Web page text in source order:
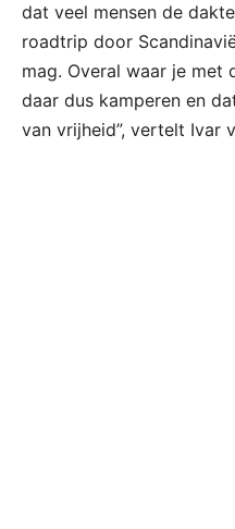
dat veel mensen de
roadtrip door
mag. Overal waar je met
daar dus kamperen en
van vrijheid”, vertelt Ivar